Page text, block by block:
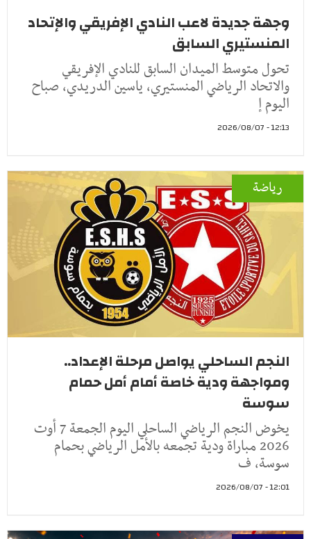
وجهة جديدة لاعب النادي الإفريقي والإتحاد
المنستيري السابق
تحول متوسط الميدان السابق للنادي الإفريقي
والاتحاد الرياضي المنستيري، ياسين الدريدي، صباح
اليوم إ
12:13 - 2026/08/07
رياضة
النجم الساحلي يواصل مرحلة الإعداد..
ومواجهة ودية خاصة أمام أمل حمام
سوسة
يخوض النجم الرياضي الساحلي اليوم الجمعة 7 أوت
2026 مباراة ودية تجمعه بالأمل الرياضي بحمام
سوسة، ف
12:01 - 2026/08/07